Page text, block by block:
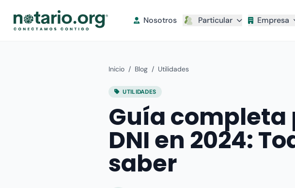
Nosotros Particular Empresa
Inicio / Blog / Utilidades
UTILIDADES
Guía
DNI en 2024:
saber